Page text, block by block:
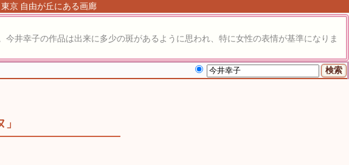
京 自由が丘にある画廊
井幸子の作品は出来に多少の斑があるように思われ、特に女性の表情が基準になりま